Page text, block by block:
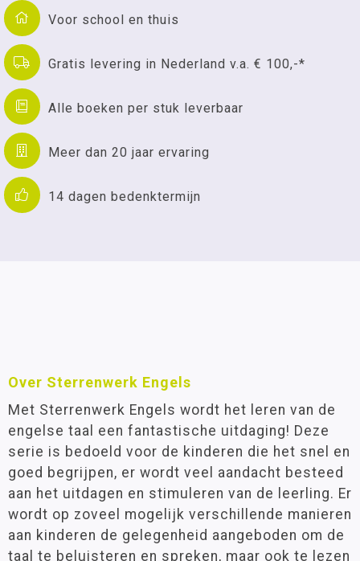
Voor school en thuis
Gratis levering in Nederland v.a. € 100,-*
Alle boeken per stuk leverbaar
Meer dan 20 jaar ervaring
14 dagen bedenktermijn
Over Sterrenwerk Engels
Met Sterrenwerk Engels wordt het leren van de
engelse taal een fantastische uitdaging! Deze
serie is bedoeld voor de kinderen die het snel en
goed begrijpen, er wordt veel aandacht besteed
aan het uitdagen en stimuleren van de leerling. Er
wordt op zoveel mogelijk verschillende manieren
aan kinderen de gelegenheid aangeboden om de
taal te beluisteren en spreken, maar ook te lezen